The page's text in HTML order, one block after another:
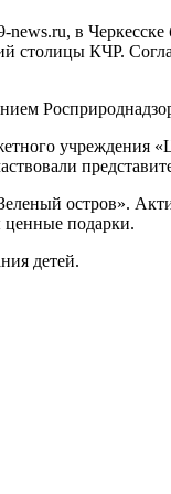
в Черкесске
столицы КЧР.
учреждения
остров».
ценные подарки.
детей.